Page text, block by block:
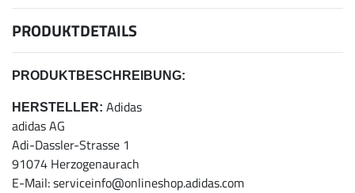
PRODUKTDETAILS
PRODUKTBESCHREIBUNG:
HERSTELLER: Adidas
adidas AG
Adi-Dassler-Strasse 1
91074 Herzogenaurach
E-Mail: serviceinfo@onlineshop.adidas.com